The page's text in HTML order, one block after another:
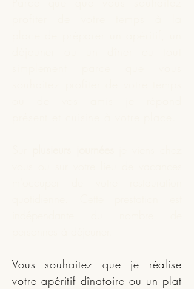
Vous souhaitez que je réalise
votre apéritif dînatoire ou un plat